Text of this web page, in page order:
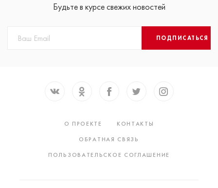
Будьте в курсе свежих новостей
ПОДПИСАТЬСЯ
О ПРОЕКТЕ
КОНТАКТЫ
ОБРАТНАЯ СВЯЗЬ
ПОЛЬЗОВАТЕЛЬСКОЕ СОГЛАШЕНИЕ